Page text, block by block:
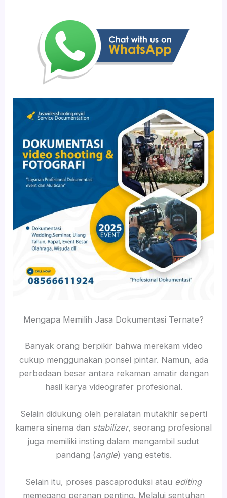
Mengapa Memilih Jasa Dokumentasi Ternate?
Banyak orang berpikir bahwa merekam video
cukup menggunakan ponsel pintar. Namun, ada
perbedaan besar antara rekaman amatir dengan
hasil karya videografer profesional.
Selain didukung oleh peralatan mutakhir seperti
kamera sinema dan stabilizer, seorang profesional
juga memiliki insting dalam mengambil sudut
pandang (angle) yang estetis.
Selain itu, proses pascaproduksi atau editing
memegang peranan penting. Melalui sentuhan